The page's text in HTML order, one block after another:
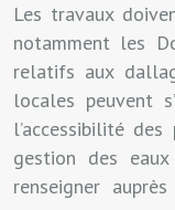
Les travaux
notamment les
relatifs aux
locales peuvent
l’accessibilité
gestion des
renseigner